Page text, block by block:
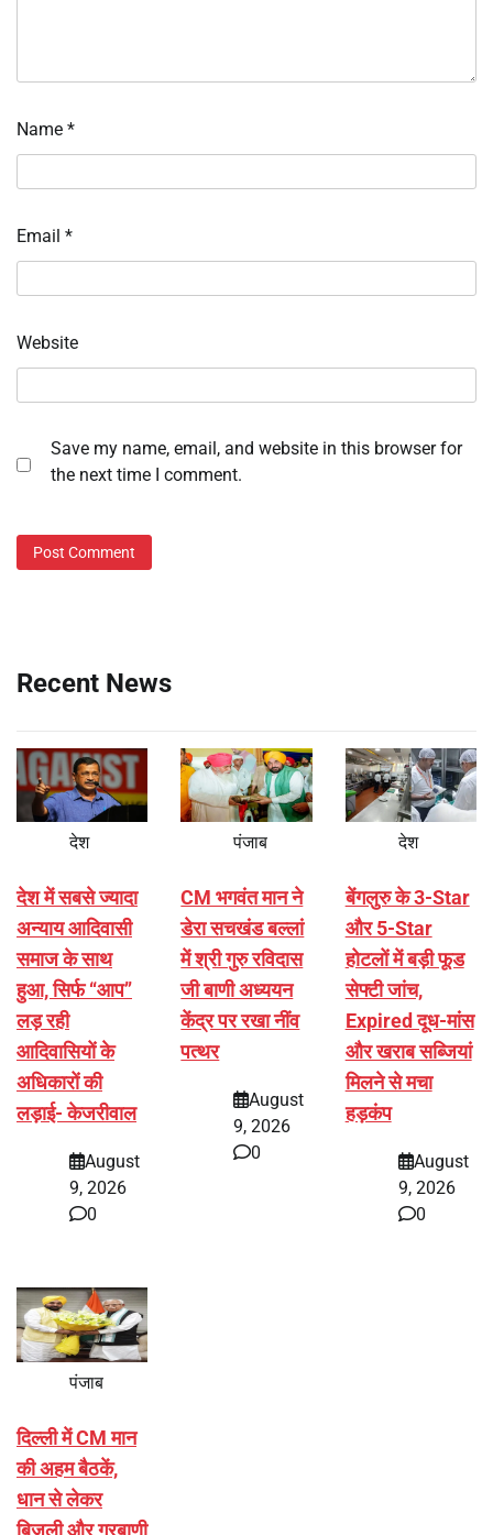
Name *
Email *
Website
Save my name, email, and website in this browser for
the next time I comment.
Recent News
देश
देश में सबसे ज्यादा
अन्याय आदिवासी
समाज के साथ
हुआ, सिर्फ ‘‘आप’’
लड़ रही
आदिवासियों के
अधिकारों की
लड़ाई- केजरीवाल
August
9, 2026
0
पंजाब
CM भगवंत मान ने
डेरा सचखंड बल्लां
में श्री गुरु रविदास
जी बाणी अध्ययन
केंद्र पर रखा नींव
पत्थर
August
9, 2026
0
देश
बेंगलुरु के 3-Star
और 5-Star
होटलों में बड़ी फूड
सेफ्टी जांच,
Expired दूध-मांस
और खराब सब्जियां
मिलने से मचा
हड़कंप
August
9, 2026
0
पंजाब
दिल्ली में CM मान
की अहम बैठकें,
धान से लेकर
बिजली और गुरबाणी